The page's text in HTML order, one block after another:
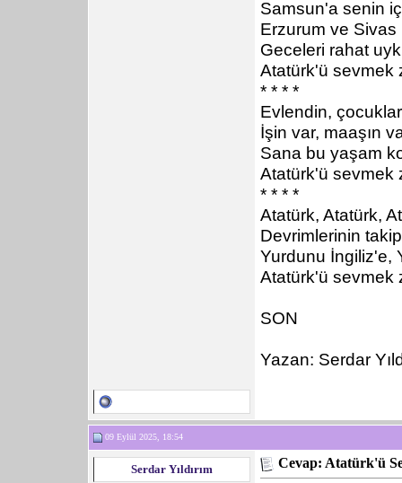
Samsun'a senin
Erzurum ve Sivas
Geceleri rahat
Atatürk'ü sevmek
* * * *
Evlendin,
İşin var, maaşın
Sana bu yaşam
Atatürk'ü sevmek
* * * *
Atatürk, Atatürk,
Devrimlerinin
Yurdunu İngiliz'e,
Atatürk'ü sevmek
SON
Yazan: Serdar
09 Eylül 2025, 18:54
Serdar Yıldırım Cevap: Atatürk'ü